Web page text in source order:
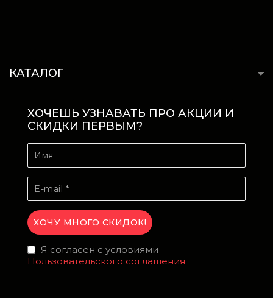
КАТАЛОГ
ХОЧЕШЬ УЗНАВАТЬ ПРО АКЦИИ И
СКИДКИ ПЕРВЫМ?
Я согласен с условиями
Пользовательского соглашения